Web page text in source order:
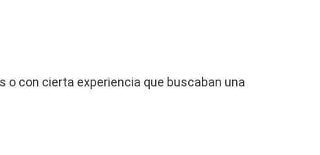
o con cierta experiencia que buscaban una